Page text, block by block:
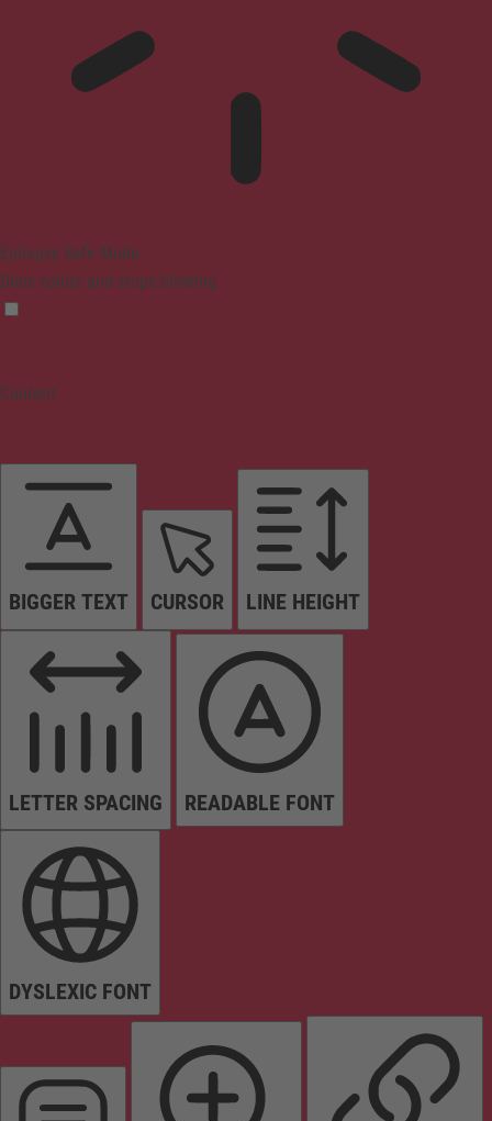
Epilepsy Safe Mode
Dims colors and stops blinking
Content
BIGGER TEXT CURSOR LINE HEIGHT
LETTER SPACING READABLE FONT
DYSLEXIC FONT